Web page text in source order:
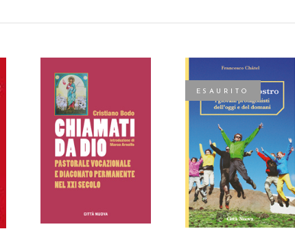
AGGIUNGI AL
CARRELLO
ESAURITO
LEGGI TUTTO